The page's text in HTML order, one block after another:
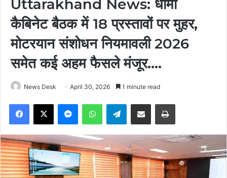
Uttarakhand News: धामी
कैबिनेट बैठक में 18 प्रस्तावों पर मुहर,
मोटरयान संशोधन नियमावली 2026
समेत कई अहम फैसले मंजूर….
News Desk April 30, 2026 1 minute read
Facebook
X MessengerWhatsAppTelegramShare via Email Print